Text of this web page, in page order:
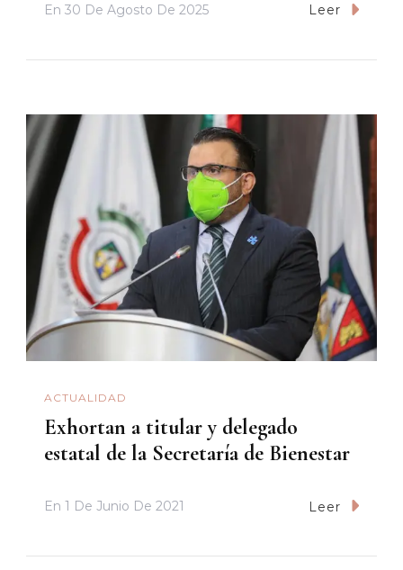
En 30 De Agosto De 2025 Leer
ACTUALIDAD
Exhortan a titular y delegado
estatal de la Secretaría de Bienestar
En 1 De Junio De 2021 Leer